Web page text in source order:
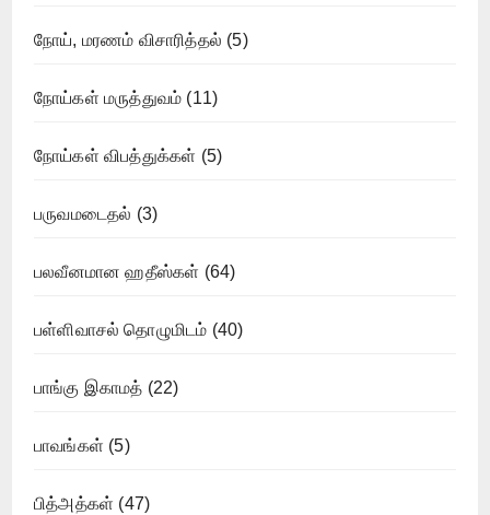
நோய், மரணம் விசாரித்தல் (5)
நோய்கள் மருத்துவம் (11)
நோய்கள் விபத்துக்கள் (5)
பருவமடைதல் (3)
பலவீனமான ஹதீஸ்கள் (64)
பள்ளிவாசல் தொழுமிடம் (40)
பாங்கு இகாமத் (22)
பாவங்கள் (5)
பித்அத்கள் (47)